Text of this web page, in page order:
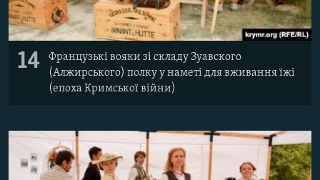
14
Французькі вояки зі складу Зуавского
(Алжирського) полку у наметі для вживання їжі
(епоха Кримської війни)